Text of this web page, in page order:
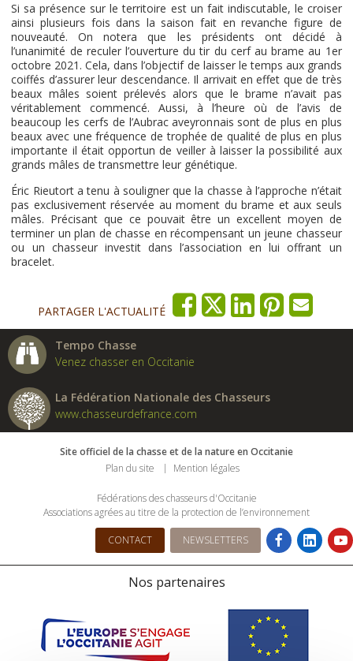
Si sa présence sur le territoire est un fait indiscutable, le croiser
ainsi plusieurs fois dans la saison fait en revanche figure de
nouveauté. On notera que les présidents ont décidé à
l’unanimité de reculer l’ouverture du tir du cerf au brame au 1er
octobre 2021. Cela, dans l’objectif de laisser le temps aux grands
coiffés d’assurer leur descendance. Il arrivait en effet que de très
beaux mâles soient prélevés alors que le brame n’avait pas
véritablement commencé. Aussi, à l’heure où de l’avis de
beaucoup les cerfs de l’Aubrac aveyronnais sont de plus en plus
beaux avec une fréquence de trophée de qualité de plus en plus
importante il était opportun de veiller à laisser la possibilité aux
grands mâles de transmettre leur génétique.
Éric Rieutort a tenu à souligner que la chasse à l’approche n’était
pas exclusivement réservée au moment du brame et aux seuls
mâles. Précisant que ce pouvait être un excellent moyen de
terminer un plan de chasse en récompensant un jeune chasseur
ou un chasseur investit dans l’association en lui offrant un
bracelet.
PARTAGER L'ACTUALITÉ
Tempo Chasse
Venez chasser en Occitanie
La Fédération Nationale des Chasseurs
www.chasseurdefrance.com
Site officiel de la chasse et de la nature en Occitanie
Plan du site
Mention légales
Fédérations des chasseurs d'Occitanie
Associations agrées au titre de la protection de l’environnement
CONTACT NEWSLETTERS
Nos partenaires